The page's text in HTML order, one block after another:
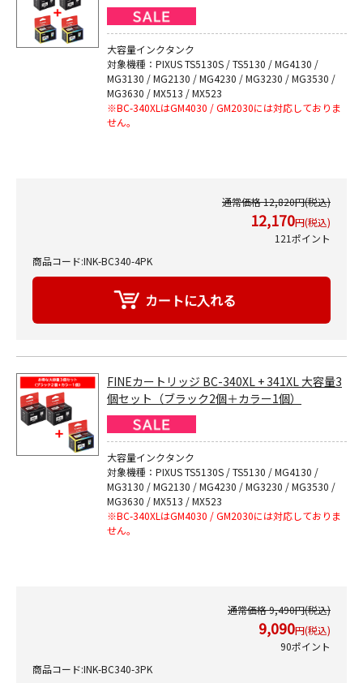
大容量インクタンク
対象機種：PIXUS TS5130S / TS5130 / MG4130 /
MG3130 / MG2130 / MG4230 / MG3230 / MG3530 /
MG3630 / MX513 / MX523
※BC-340XLはGM4030 / GM2030には対応しておりま
せん。
通常価格 12,820円(税込)
12,170円(税込)
121ポイント
商品コード:INK-BC340-4PK
FINEカートリッジ BC-340XL + 341XL 大容量3
個セット（ブラック2個＋カラー1個）
大容量インクタンク
対象機種：PIXUS TS5130S / TS5130 / MG4130 /
MG3130 / MG2130 / MG4230 / MG3230 / MG3530 /
MG3630 / MX513 / MX523
※BC-340XLはGM4030 / GM2030には対応しておりま
せん。
通常価格 9,490円(税込)
9,090円(税込)
90ポイント
商品コード:INK-BC340-3PK